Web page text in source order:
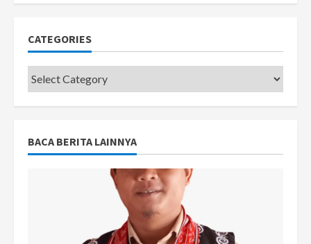
CATEGORIES
Categories
BACA BERITA LAINNYA